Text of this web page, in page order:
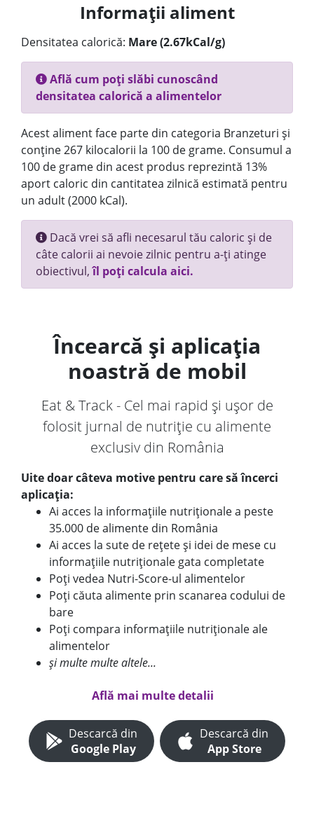
Informații aliment
Densitatea calorică: Mare (2.67kCal/g)
Află cum poți slăbi cunoscând
densitatea calorică a alimentelor
Acest aliment face parte din categoria Branzeturi și
conține 267 kilocalorii la 100 de grame. Consumul a
100 de grame din acest produs reprezintă 13%
aport caloric din cantitatea zilnică estimată pentru
un adult (2000 kCal).
Dacă vrei să afli necesarul tău caloric și de
câte calorii ai nevoie zilnic pentru a-ți atinge
obiectivul,îl poți calcula aici.
Încearcă și aplicația
noastră de mobil
Eat & Track - Cel mai rapid și ușor de
folosit jurnal de nutriție cu alimente
exclusiv din România
Uite doar câteva motive pentru care să încerci
aplicația:
Ai acces la informațiile nutriționale a peste
35.000 de alimente din România
Ai acces la sute de rețete și idei de mese cu
informațiile nutriționale gata completate
Poți vedea Nutri-Score-ul alimentelor
Poți căuta alimente prin scanarea codului de
bare
Poți compara informațiile nutriționale ale
alimentelor
și multe multe altele...
Află mai multe detalii
Descarcă din
Google Play
Descarcă din
App Store